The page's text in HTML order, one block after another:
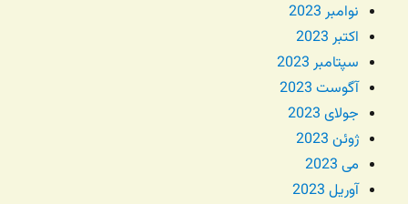
نوامبر 2023
اکتبر 2023
سپتامبر 2023
آگوست 2023
جولای 2023
ژوئن 2023
می 2023
آوریل 2023